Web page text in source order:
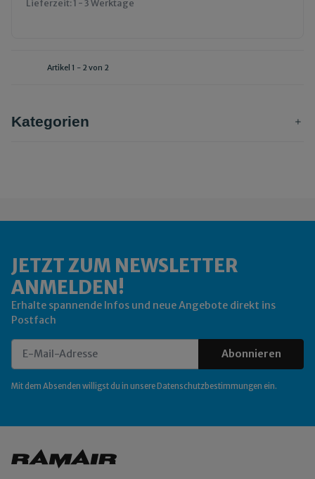
Lieferzeit:1 - 3 Werktage
Artikel 1 - 2 von 2
Kategorien
JETZT ZUM NEWSLETTER
ANMELDEN!
Erhalte spannende Infos und neue Angebote direkt ins
Postfach
Abonnieren
Mit dem Absenden willigst du in unsere Datenschutzbestimmungen ein.